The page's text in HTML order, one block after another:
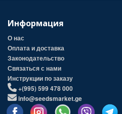
Информация
О нас
Оплата и доставка
Законодательство
Связаться с нами
Инструкции по заказу
+(995) 599 478 000
info@seedsmarket.ge